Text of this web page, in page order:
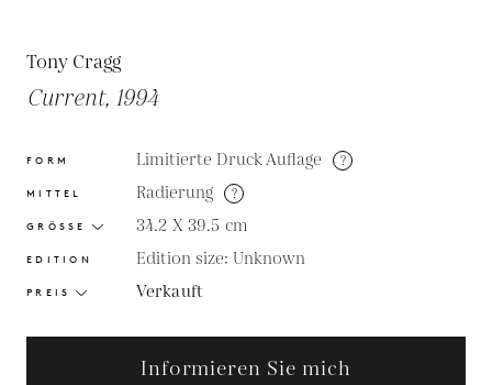
Tony Cragg
Current, 1994
FORM Limitierte Druck Auflage ?
MITTEL Radierung ?
GRÖSSE 34.2 X 39.5 cm
EDITION Edition size: Unknown
PREIS Verkauft
Informieren Sie mich